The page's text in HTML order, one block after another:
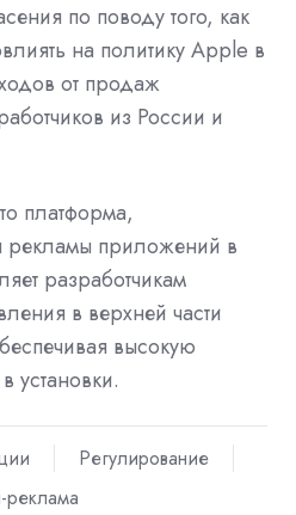
по поводу того, как
на политику Apple в
от продаж
из России и
платформа,
рекламы приложений в
разработчикам
в верхней части
высокую
установки.
Регулирование
реклама